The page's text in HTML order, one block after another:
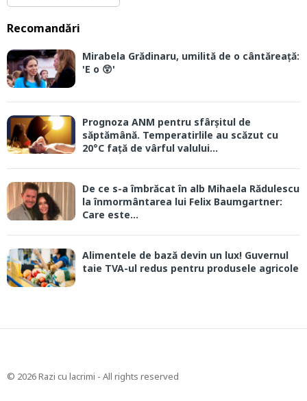
Recomandări
Mirabela Grădinaru, umilită de o cântăreață:
'E o 😲'
Prognoza ANM pentru sfârșitul de
săptămână. Temperatirlile au scăzut cu
20°C față de vârful valului...
De ce s-a îmbrăcat în alb Mihaela Rădulescu
la înmormântarea lui Felix Baumgartner:
Care este...
Alimentele de bază devin un lux! Guvernul
taie TVA-ul redus pentru produsele agricole
© 2026 Razi cu lacrimi - All rights reserved